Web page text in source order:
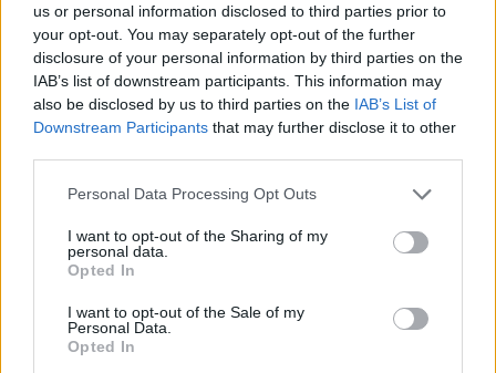
us or personal information disclosed to third parties prior to
your opt-out. You may separately opt-out of the further
disclosure of your personal information by third parties on the
IAB’s list of downstream participants. This information may
also be disclosed by us to third parties on the IAB’s List of
Downstream Participants that may further disclose it to other
Please note that this website/app uses one or more Google
not limited to your visit or usage behaviour. You may click to
grant or deny consent to Google and its third-party tags to
use your data for below specified purposes in below Google
consent section.
Personal Data Processing Opt Outs
I want to opt-out of the Sharing of my
personal data.
Opted In
I want to opt-out of the Sale of my
Personal Data.
Opted In
destinati al Senegal
NOTIZIE